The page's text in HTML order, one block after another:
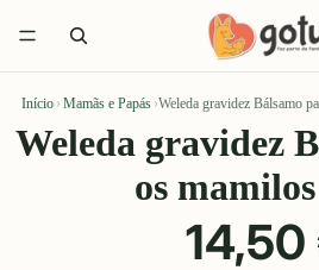
Início › Mamãs e Papás ›Weleda gravidez Bálsamo
Weleda gravidez
os
14,50